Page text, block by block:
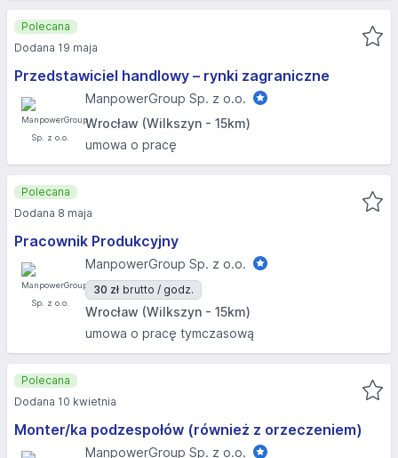
Przedstawiciel handlowy – rynki zagraniczne
ManpowerGroup Sp. z o.o.
Wrocław (Wilkszyn - 15km)
umowa o pracę
Polecana
Dodana 19 maja
Pracownik Produkcyjny
ManpowerGroup Sp. z o.o.
30 zł brutto / godz.
Wrocław (Wilkszyn - 15km)
umowa o pracę tymczasową
Polecana
Dodana 8 maja
Monter/ka podzespołów (również z orzeczeniem)
ManpowerGroup Sp. z o.o.
Polecana
Dodana 10 kwietnia